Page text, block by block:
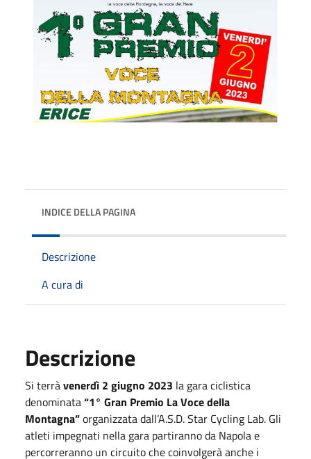
INDICE DELLA PAGINA
Descrizione
A cura di
Descrizione
Si terràvenerdì 2 giugno 2023 la gara ciclistica
denominata“1° Gran Premio La Voce della
Montagna”organizzata dall’A.S.D. Star Cycling Lab. Gli
atleti impegnati nella gara partiranno da Napola e
percorreranno un circuito che coinvolgerà anche i